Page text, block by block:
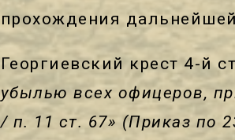
прохождения
Георгиевский крест 4-й
убылью всех офицеров,
/ п. 11 ст. 67» (Приказ по